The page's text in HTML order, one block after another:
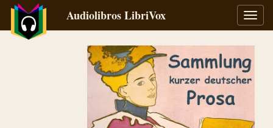
Audiolibros LibriVox